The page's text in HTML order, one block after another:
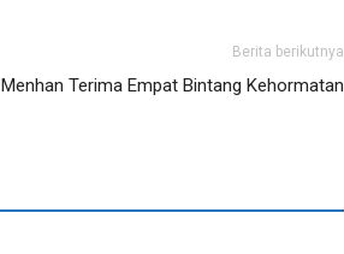
Berita berikutnya
Menhan Terima Empat Bintang Kehormatan